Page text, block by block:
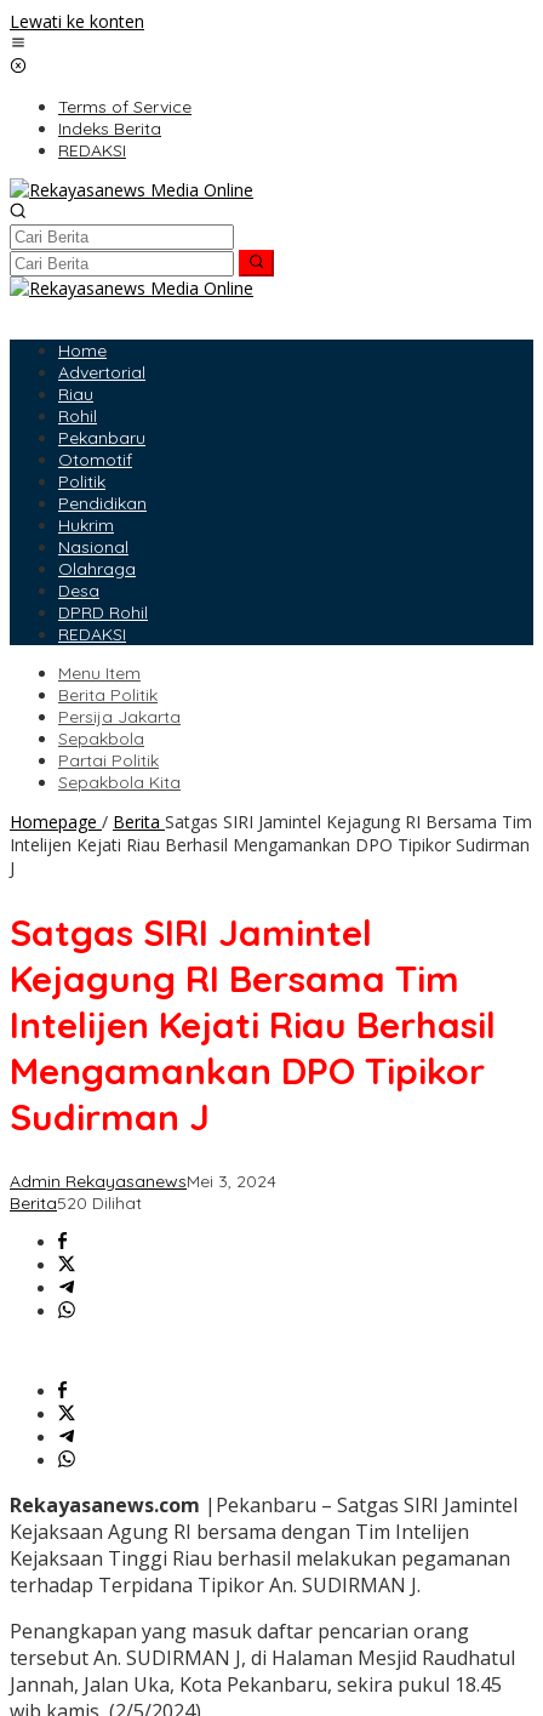
Lewati ke konten
Terms of Service
Indeks Berita
REDAKSI
Home
Advertorial
Riau
Rohil
Pekanbaru
Otomotif
Politik
Pendidikan
Hukrim
Nasional
Olahraga
Desa
DPRD Rohil
REDAKSI
Menu Item
Berita Politik
Persija Jakarta
Sepakbola
Partai Politik
Sepakbola Kita
Homepage / Berita Satgas SIRI Jamintel Kejagung RI Bersama Tim
Intelijen Kejati Riau Berhasil Mengamankan DPO Tipikor Sudirman
J
Satgas SIRI Jamintel
Kejagung RI Bersama Tim
Intelijen Kejati Riau Berhasil
Mengamankan DPO Tipikor
Sudirman J
Admin RekayasanewsMei 3, 2024
Berita520 Dilihat
Rekayasanews.com |Pekanbaru – Satgas SIRI Jamintel
Kejaksaan Agung RI bersama dengan Tim Intelijen
Kejaksaan Tinggi Riau berhasil melakukan pegamanan
terhadap Terpidana Tipikor An. SUDIRMAN J.
Penangkapan yang masuk daftar pencarian orang
tersebut An. SUDIRMAN J, di Halaman Mesjid Raudhatul
Jannah, Jalan Uka, Kota Pekanbaru, sekira pukul 18.45